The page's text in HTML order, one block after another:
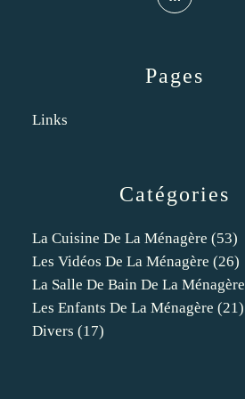
Catégories
La Cuisine De La Ménagère (53)
Les Vidéos De La Ménagère (26)
La Salle De Bain De La Ménagère
Les Enfants De La Ménagère (21)
Divers (17)
Pages
Links